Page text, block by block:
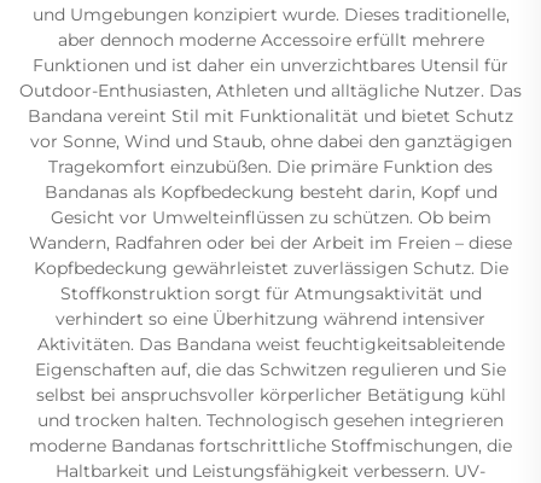
und Umgebungen konzipiert wurde. Dieses traditionelle,
aber dennoch moderne Accessoire erfüllt mehrere
Funktionen und ist daher ein unverzichtbares Utensil für
Outdoor-Enthusiasten, Athleten und alltägliche Nutzer. Das
Bandana vereint Stil mit Funktionalität und bietet Schutz
vor Sonne, Wind und Staub, ohne dabei den ganztägigen
Tragekomfort einzubüßen. Die primäre Funktion des
Bandanas als Kopfbedeckung besteht darin, Kopf und
Gesicht vor Umwelteinflüssen zu schützen. Ob beim
Wandern, Radfahren oder bei der Arbeit im Freien – diese
Kopfbedeckung gewährleistet zuverlässigen Schutz. Die
Stoffkonstruktion sorgt für Atmungsaktivität und
verhindert so eine Überhitzung während intensiver
Aktivitäten. Das Bandana weist feuchtigkeitsableitende
Eigenschaften auf, die das Schwitzen regulieren und Sie
selbst bei anspruchsvoller körperlicher Betätigung kühl
und trocken halten. Technologisch gesehen integrieren
moderne Bandanas fortschrittliche Stoffmischungen, die
Haltbarkeit und Leistungsfähigkeit verbessern. UV-